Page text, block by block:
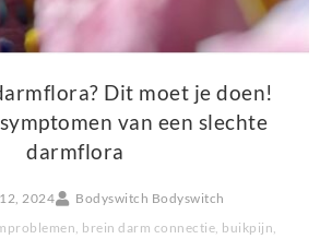
Dit moet je doen!
van een slechte
darmflora
2024
Bodyswitch Bodyswitch
, brein darm connectie, buikpijn,